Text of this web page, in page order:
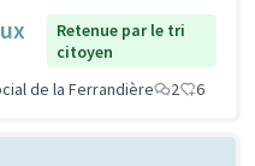
Retenue par le tri
citoyen
de la Ferrandière
2 6